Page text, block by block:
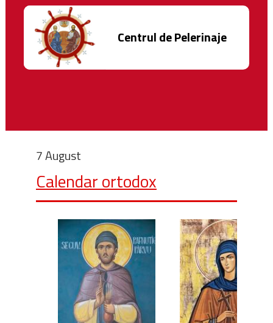
Centrul de Pelerinaje
7 August
Calendar ortodox